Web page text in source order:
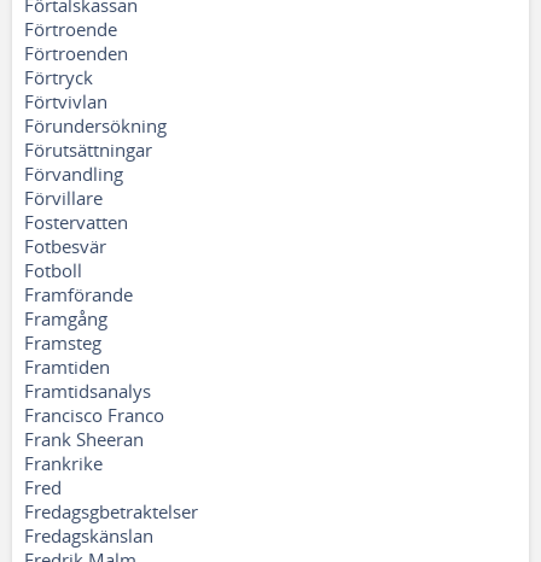
Förtalskassan
Förtroende
Förtroenden
Förtryck
Förtvivlan
Förundersökning
Förutsättningar
Förvandling
Förvillare
Fostervatten
Fotbesvär
Fotboll
Framförande
Framgång
Framsteg
Framtiden
Framtidsanalys
Francisco Franco
Frank Sheeran
Frankrike
Fred
Fredagsgbetraktelser
Fredagskänslan